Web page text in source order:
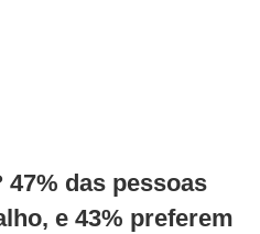
das pessoas
e 43% preferem